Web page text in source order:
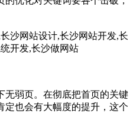
弱页。在彻底把首页的关键
定也会有大幅度的提升，这个